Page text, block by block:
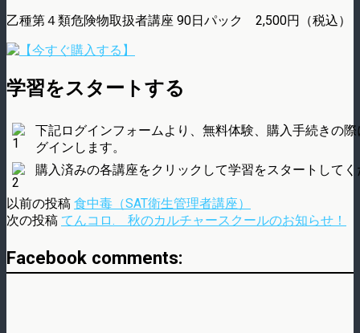
乙種第４類危険物取扱者講座 90日パック 2,500円（税込）
学習をスタートする
下記ログインフォームより、無料体験、購入手続きの
グインします。
購入済みの各講座をクリックして学習をスタートして
以前の投稿 食中毒（SAT衛生管理者講座）
次の投稿 てんコロ. 秋のカルチャースクールのお知らせ！
Facebook comments: